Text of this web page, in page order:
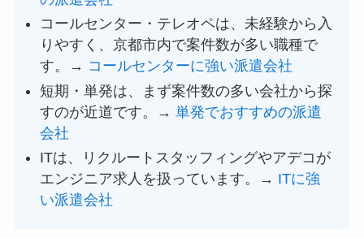
コールセンター・テレオペは、未経験から入
りやすく、京都市内で案件数が多い職種で
す。→ コールセンターに強い派遣会社
短期・単発は、まず案件数の多い会社から探
すのが近道です。→単発でおすすめの派遣
会社
ITは、リクルートスタッフィングやアデコが
エンジニア求人を扱っています。→ ITに強
い派遣会社